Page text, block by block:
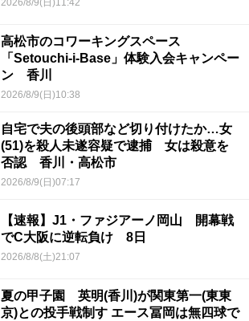
2026/8/9(日)11:42
高松市のコワーキングスペース
「Setouchi-i-Base」体験入会キャンペー
ン 香川
2026/8/9(日)10:38
自宅で夫の後頭部など切り付けたか…女
(51)を殺人未遂容疑で逮捕 女は殺意を
否認 香川・高松市
2026/8/9(日)07:17
【速報】J1・ファジアーノ岡山 開幕戦
でC大阪に逆転負け 8日
2026/8/8(土)21:07
夏の甲子園 英明(香川)が関東第一(東東
京)との投手戦制す エース冨岡は無四球で